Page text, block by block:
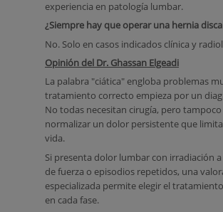
experiencia en patología lumbar.
¿Siempre hay que operar una hernia
No. Solo en casos indicados clínica y
Opinión del Dr. Ghassan Elgeadi
La palabra "ciática" engloba problemas
tratamiento correcto empieza por un
No todas necesitan cirugía, pero
normalizar un dolor persistente que
vida.
Si presenta dolor lumbar con irradiación
de fuerza o episodios repetidos, una
especializada permite elegir el
en cada fase.